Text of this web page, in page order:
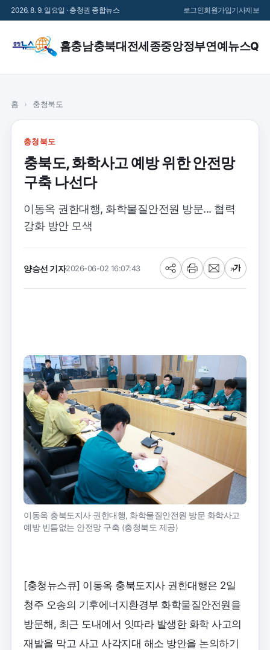
2026. 8. 9. 일요일 · 충청권 종합뉴스 로그인회원가입기사제보
홈충남충북대전세종중앙정부연예 뉴스
홈 › 충청북도
충청북도
충북도, 화학사고 예방 위한 안전망
구축 나선다
이동옥 권한대행, 화학물질안전원 방문... 협력
강화 방안 모색
양승선 기자2026-06-02 16:07:43
공
유
프
린
메
일
글
씨
이동옥 충북도지사 권한대행, 화학물질안전원 방문 화학사고
예방 빈틈없는 안전망 구축 (충청북도 제공)
[충청뉴스큐] 이동옥 충북도지사 권한대행은 2일
청주 오송의 기후에너지환경부 화학물질안전원을
방문해, 최근 도내에서 잇따라 발생한 화학 사고의
재발을 막고 사고 사각지대 해소 방안을 논의하기